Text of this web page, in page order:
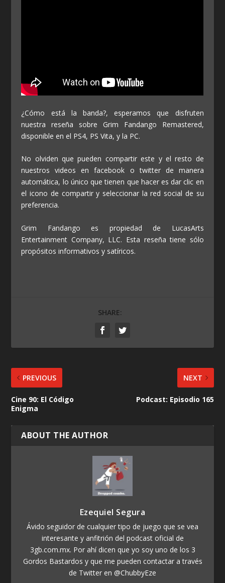
¿Cómo está la banda?, esperamos que disfruten
nuestra reseña sobre Grim Fandango Remastered,
disponible en el PS4, PS Vita, y la PC.
No olviden que pueden compartir este y el resto de
nuestros videos en facebook o twitter de manera
automática, lo único que tienen que hacer es dar clic en
el icono de compartir y seleccionar la red social de su
preferencia.
Grim Fandango es propiedad de LucasArts
Entertainment Company, LLC. Esta reseña tiene sólo
propósitos informativos y satíricos.
SHARE:
PREVIOUS
Cine 90: El Código
Enigma
NEXT
Podcast: Episodio 165
ABOUT THE AUTHOR
Ezequiel Segura
Ávido seguidor de cualquier tipo de juego que se vea
interesante y anfitrión del podcast oficial de
3gb.com.mx. Por ahí dicen que yo soy uno de los 3
Gordos Bastardos y que me pueden contactar a través
de Twitter en @ChubbyEze